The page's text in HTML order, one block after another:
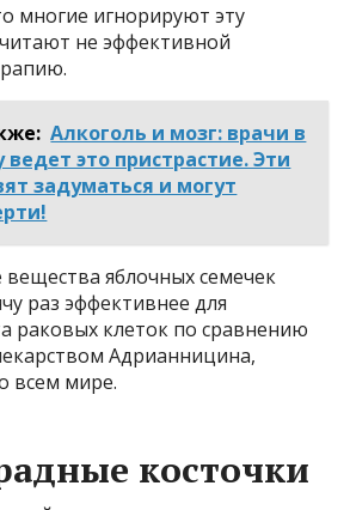
многие игнорируют эту
не эффективной
Алкоголь и мозг: врачи в
это пристрастие. Эти
задуматься и могут
яблочных семечек
раз эффективнее для
раковых клеток по сравнению
Адрианницина,
всем мире.
косточки